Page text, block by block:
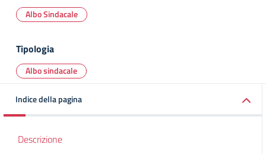
Albo Sindacale
Tipologia
Albo sindacale
Indice della pagina
Descrizione